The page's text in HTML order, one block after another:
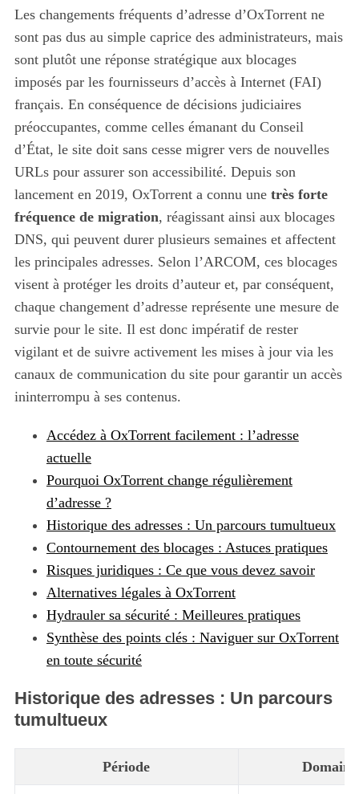
Les changements fréquents d’adresse d’OxTorrent ne
sont pas dus au simple caprice des administrateurs, mais
sont plutôt une réponse stratégique aux blocages
imposés par les fournisseurs d’accès à Internet (FAI)
français. En conséquence de décisions judiciaires
préoccupantes, comme celles émanant du Conseil
d’État, le site doit sans cesse migrer vers de nouvelles
URLs pour assurer son accessibilité. Depuis son
lancement en 2019, OxTorrent a connu une très forte
fréquence de migration, réagissant ainsi aux blocages
DNS, qui peuvent durer plusieurs semaines et affectent
les principales adresses. Selon l’ARCOM, ces blocages
visent à protéger les droits d’auteur et, par conséquent,
chaque changement d’adresse représente une mesure de
survie pour le site. Il est donc impératif de rester
vigilant et de suivre activement les mises à jour via les
canaux de communication du site pour garantir un accès
ininterrompu à ses contenus.
Accédez à OxTorrent facilement : l’adresse
actuelle
Pourquoi OxTorrent change régulièrement
d’adresse ?
Historique des adresses : Un parcours tumultueux
Contournement des blocages : Astuces pratiques
Risques juridiques : Ce que vous devez savoir
Alternatives légales à OxTorrent
Hydrauler sa sécurité : Meilleures pratiques
Synthèse des points clés : Naviguer sur OxTorrent
en toute sécurité
Historique des adresses : Un parcours
tumultueux
Période